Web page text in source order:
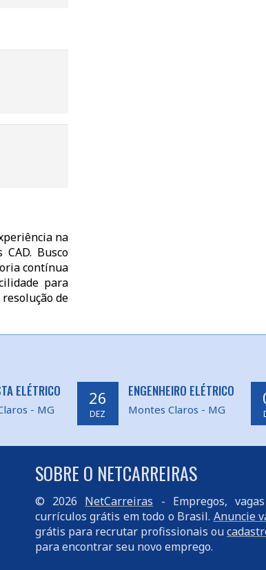
na
Busco
contínua
para
de
ELÉTRICO
- MG
26
DEZ
ENGENHEIRO ELÉTRICO
Montes Claros - MG
SOBRE O NETCARREIRAS
© 2026 NetCarreiras - Empregos,
currículos grátis em todo o Brasil. Anuncie
grátis para recrutar profissionais ou
para encontrar seu novo emprego.